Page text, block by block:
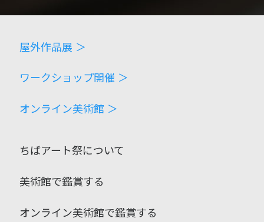
屋外作品展 ＞
ワークショップ開催 ＞
オンライン美術館 ＞
ちばアート祭について
美術館で鑑賞する
オンライン美術館で鑑賞する